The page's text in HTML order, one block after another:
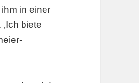
ihm in einer
biete